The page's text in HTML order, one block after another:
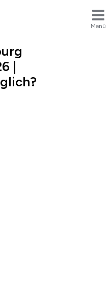
Menü
|